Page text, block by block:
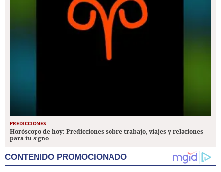
PREDICCIONES
Horóscopo de hoy: Predicciones sobre trabajo, viajes y relaciones
para tu signo
CONTENIDO PROMOCIONADO